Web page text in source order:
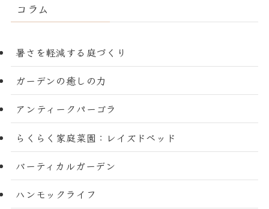
コラム
暑さを軽減する庭づくり
ガーデンの癒しの力
アンティークパーゴラ
らくらく家庭菜園：レイズドベッド
バーティカルガーデン
ハンモックライフ